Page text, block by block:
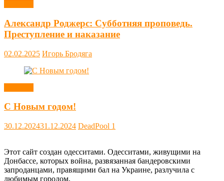
Александр Роджерс: Субботняя проповедь.
Преступление и наказание
02.02.2025 Игорь Бродяга
С Новым годом!
30.12.202431.12.2024 DeadPool 1
Этот сайт создан одесситами. Одесситами, живущими на
Донбассе, которых война, развязанная бандеровскими
запроданцами, правящими бал на Украине, разлучила с
любимым городом.